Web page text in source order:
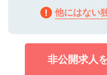
他にはない
非公開求人